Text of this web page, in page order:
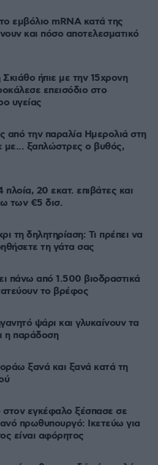
εμβόλιο mRNA κατά της
και πόσο αποτελεσματικό
ήπιε με την 15χρονη
επεισόδιο στο
υγείας
από την παραλία Ημερολιά στη
με... ξαπλώστρες ο βυθός,
πλοία, 20 εκατ. επιβάτες και
των €5 δισ.
τη δηλητηρίαση: Τι πρέπει να
τη γάτα σας
πάνω από 1.500 βιοδραστικά
το βρέφος
ψάρι και γλυκαίνουν τα
η παράδοση
ξανά και ξανά κατά τη
στον εγκέφαλο ξέσπασε σε
πρωθυπουργό: Ικετεύω για
είναι αφόρητος